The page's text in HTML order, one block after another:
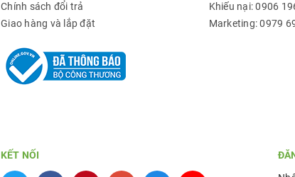
Chính sách đổi trả
Giao hàng và lắp đặt
Khiếu nại: 0906
Marketing: 0979
KẾT NỐI